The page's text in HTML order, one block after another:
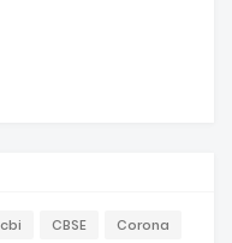
cbi CBSE Corona